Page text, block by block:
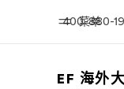
菜单
400-880-
EF 海外